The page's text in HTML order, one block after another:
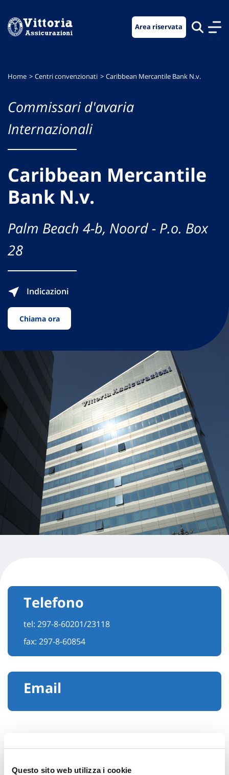
Questo sito web utilizza i cookie
menu
contenuto
footer
Area riservata
Home Centri convenzionati Caribbean Mercantile Bank N.v.
Commissari d'avaria
Internazionali
Caribbean Mercantile
Bank N.v.
Palm Beach 4-b, Noord - P.o. Box
28
Indicazioni
Chiama ora
Telefono
tel: 297-8-60201/23118
fax: 297-8-60854
Email